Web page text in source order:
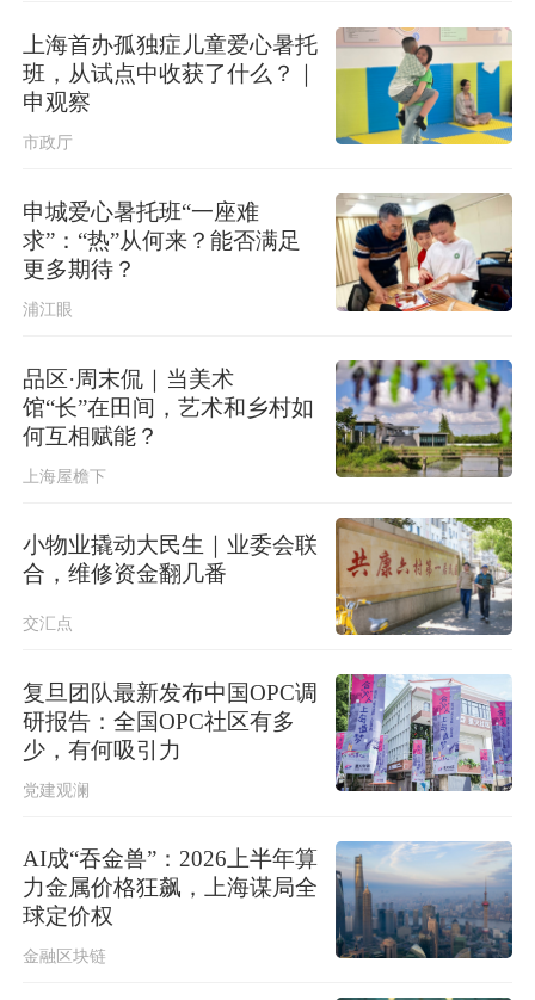
挑衅图谋
上海首办孤独症儿童爱心暑托
班，从试点中收获了什么？｜
申观察
市政厅
申城爱心暑托班“一座难
求”：“热”从何来？能否满足
更多期待？
浦江眼
品区·周末侃｜当美术
馆“长”在田间，艺术和乡村如
何互相赋能？
上海屋檐下
小物业撬动大民生｜业委会联
合，维修资金翻几番
交汇点
复旦团队最新发布中国OPC调
研报告：全国OPC社区有多
少，有何吸引力
党建观澜
AI成“吞金兽”：2026上半年算
力金属价格狂飙，上海谋局全
球定价权
金融区块链